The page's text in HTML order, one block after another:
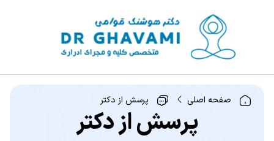
صفحه اصلی پرسش از دکتر
پرسش از دکتر